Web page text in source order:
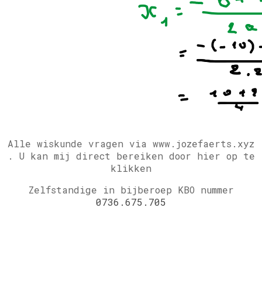
Alle wiskunde vragen via www.jozefaerts.xyz
. U kan mij direct bereiken door hier op te
klikken
Zelfstandige in bijberoep KBO nummer
0736.675.705